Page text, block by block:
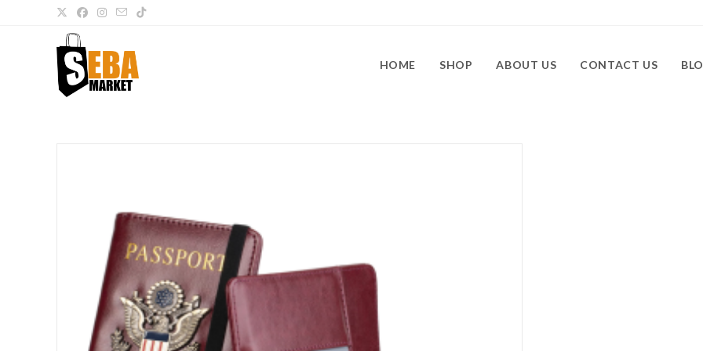
HOME SHOP ABOUT US CONTACT US